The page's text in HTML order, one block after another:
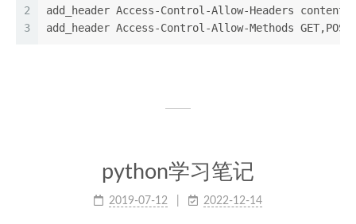
2
3
add_header Access-Control-Allow-Headers
add_header Access-Control-Allow-Methods
python学习笔记
2019-07-12 2022-12-14